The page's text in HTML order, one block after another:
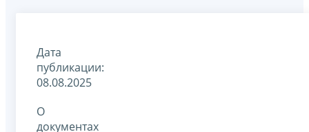
Дата
публикации:
08.08.2025
О
документах